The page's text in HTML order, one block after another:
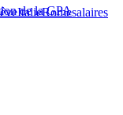
de la GPA
ItalieRomesalaires